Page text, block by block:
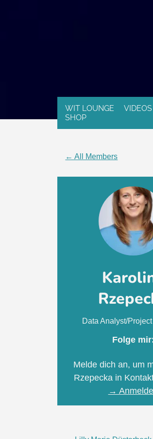
WIT LOUNGE VIDEOS
SHOP
← All Members
Data Analyst/
Folge
Melde dich an, um
Rzepecka in
→